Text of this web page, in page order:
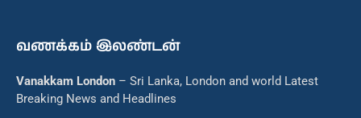
வணக்கம் இலண்டன்
Vanakkam London – Sri Lanka, London and world Latest
Breaking News and Headlines